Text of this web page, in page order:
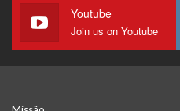
Youtube
Join us on Youtube